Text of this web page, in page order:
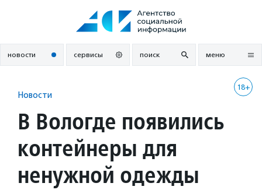
новости сервисы поиск меню
18+
Новости
В Вологде появились
контейнеры для
ненужной одежды